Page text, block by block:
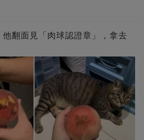
翻面見「肉球認證章」，拿去